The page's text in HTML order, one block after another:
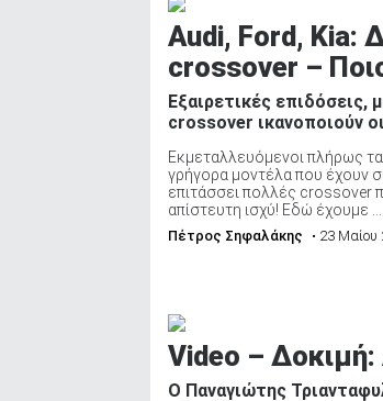
ΑΝΑΖΗΤΗΣΗ
Επιχειρήσεις
Audi, Ford, Kia:
crossover –
Εξαιρετικές επιδόσεις,
crossover ικανοποιούν
Εκμεταλλευόμενοι πλήρως
γρήγορα μοντέλα που έχουν
επιτάσσει πολλές crossover
απίστευτη ισχύ! Εδώ έχουμε ...
Πέτρος Σηφαλάκης • 23 Μαίου
Video –
Ο Παναγιώτης